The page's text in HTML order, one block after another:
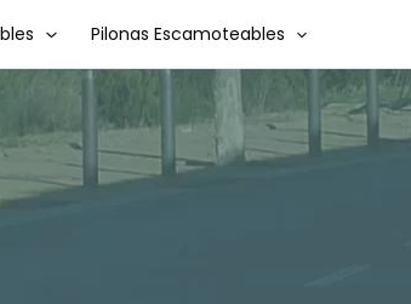
Pilonas Escamoteables